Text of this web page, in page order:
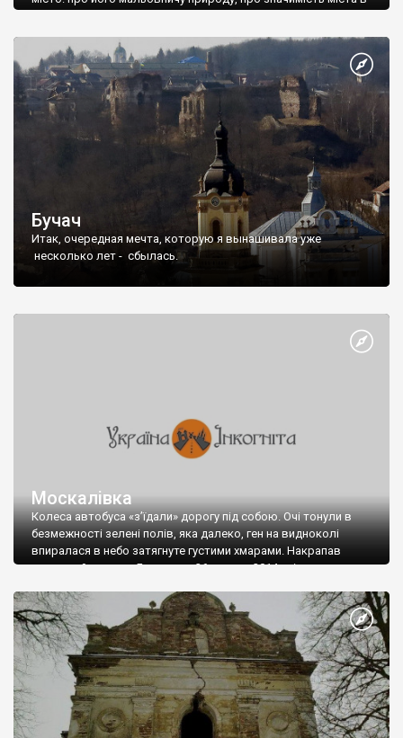
Бучач
Итак, очередная мечта, которую я вынашивала уже
несколько лет - сбылась.
Москалівка
Колеса автобуса «з’їдали» дорогу під собою. Очі тонули в
безмежності зелені полів, яка далеко, ген на видноколі
впиралася в небо затягнуте густими хмарами. Накрапав
легенький дощик… Був ранок 26 червня 2014 р. і ми вперше в
Тернопільської області. Ми, група студентів-істориків, мали
завдання описати пам’ятки монументального мистецтва,
історичні будівлі чи пам’ятні знаки на території сіл
Москалівка та Плиска.